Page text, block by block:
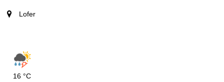
Lofer
16 °C